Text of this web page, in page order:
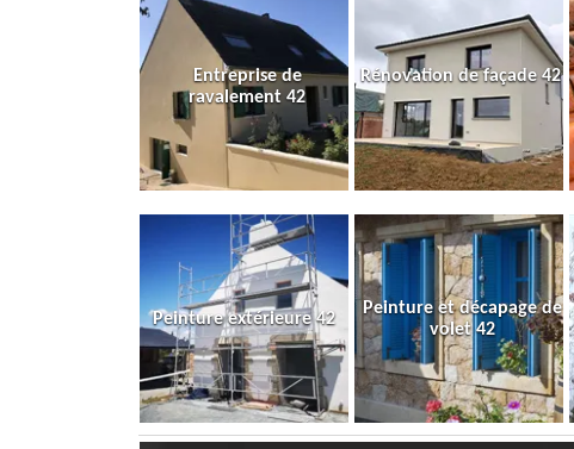
Entreprise de
ravalement 42
Rénovation de façade 42
Peinture extérieure 42
Peinture et décapage de
volet 42